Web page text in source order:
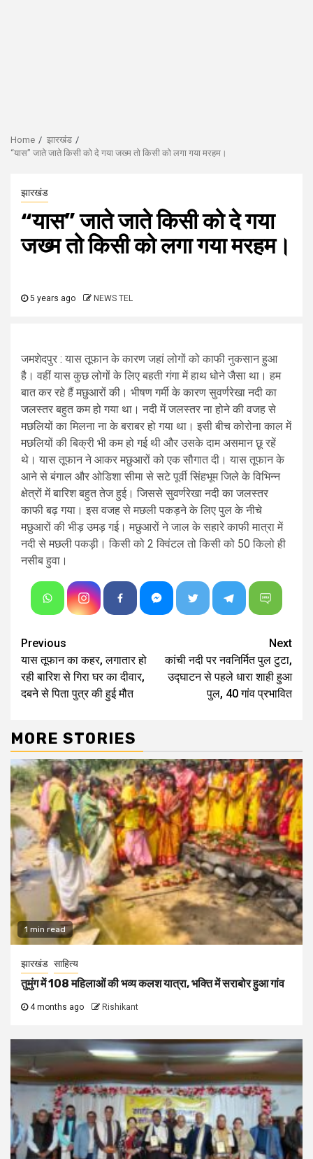
Home
झारखंड
“यास” जाते जाते किसी को दे गया जख्म तो किसी को लगा गया मरहम।
झारखंड
“यास” जाते जाते किसी को दे गया
जख्म तो किसी को लगा गया मरहम।
5 years ago NEWS TEL
जमशेदपुर : यास तूफान के कारण जहां लोगों को काफी नुकसान हुआ
है। वहीं यास कुछ लोगों के लिए बहती गंगा में हाथ धोने जैसा था। हम
बात कर रहे हैं मछुआरों की। भीषण गर्मी के कारण सुवर्णरेखा नदी का
जलस्तर बहुत कम हो गया था। नदी में जलस्तर ना होने की वजह से
मछलियों का मिलना ना के बराबर हो गया था। इसी बीच कोरोना काल में
मछलियों की बिक्री भी कम हो गई थी और उसके दाम असमान छू रहें
थे। यास तूफान ने आकर मछुआरों को एक सौगात दी। यास तूफान के
आने से बंगाल और ओडिशा सीमा से सटे पूर्वी सिंहभूम जिले के विभिन्न
क्षेत्रों में बारिश बहुत तेज हुई। जिससे सुवर्णरेखा नदी का जलस्तर
काफी बढ़ गया। इस वजह से मछली पकड़ने के लिए पुल के नीचे
मछुआरों की भीड़ उमड़ गई। मछुआरों ने जाल के सहारे काफी मात्रा में
नदी से मछली पकड़ी। किसी को 2 क्विंटल तो किसी को 50 किलो ही
नसीब हुवा।
Continue
Reading
Previous
यास तूफान का कहर, लगातार हो
रही बारिश से गिरा घर का दीवार,
दबने से पिता पुत्र की हुई मौत
Next
कांची नदी पर नवनिर्मित पुल टुटा,
उद्घाटन से पहले धारा शाही हुआ
पुल, 40 गांव प्रभावित
MORE STORIES
1 min read
झारखंड साहित्य
तुमुंग में 108 महिलाओं की भव्य कलश यात्रा, भक्ति में सराबोर हुआ गांव
4 months ago Rishikant